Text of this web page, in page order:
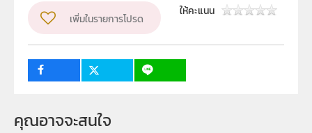
ระดับชั้น
ม.4, ม.5, ม.6
เพิ่มในรายการโปรด
ให้คะแนน
คุณอาจจะสนใจ